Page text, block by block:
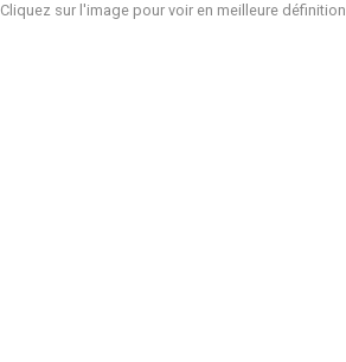
Cliquez sur l'image pour voir en meilleure définition